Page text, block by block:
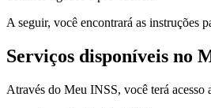
A seguir, você encontrará as instruções
Serviços disponíveis no
Através do Meu INSS, você terá